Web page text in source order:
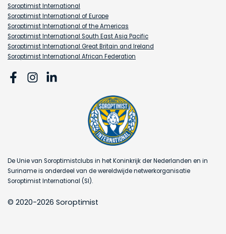
Soroptimist International
Soroptimist International of Europe
Soroptimist International of the Americas
Soroptimist International South East Asia Pacific
Soroptimist International Great Britain and Ireland
Soroptimist International African Federation
De Unie van Soroptimistclubs in het Koninkrijk der Nederlanden en in
Suriname is onderdeel van de wereldwijde netwerkorganisatie
Soroptimist International (SI).
© 2020-2026 Soroptimist